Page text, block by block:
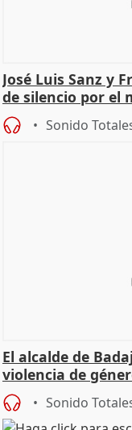
José Luis Sanz y
de silencio por el
Sonido
El alcalde de
violencia de
Sonido